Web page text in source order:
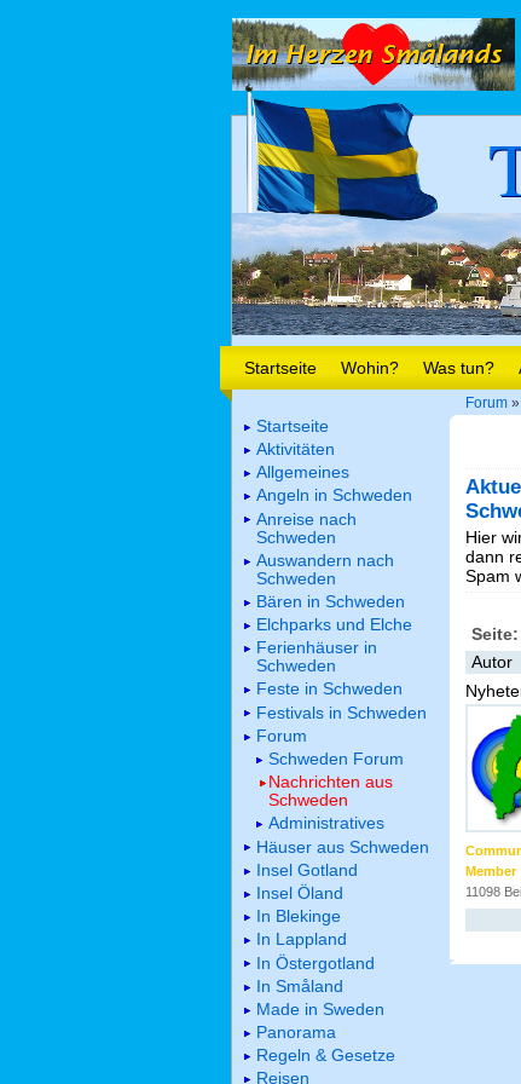
Startseite Wohin? Was tun?
Forum »
Hier
dann
Spam
Seite:
Autor
Member
11098
Startseite
Aktivitäten
Allgemeines
Angeln in Schweden
Anreise nach
Schweden
Auswandern nach
Schweden
Bären in Schweden
Elchparks und Elche
Ferienhäuser in
Schweden
Feste in Schweden
Festivals in Schweden
Forum
Schweden Forum
Nachrichten aus
Schweden
Administratives
Häuser aus Schweden
Insel Gotland
Insel Öland
In Blekinge
In Lappland
In Östergotland
In Småland
Made in Sweden
Panorama
Regeln & Gesetze
Reisen